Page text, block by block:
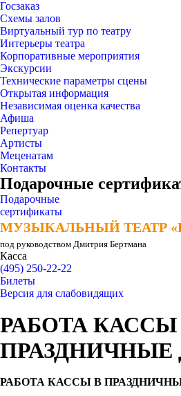
Госзаказ
Схемы залов
Виртуальный тур по театру
Интерьеры театра
Корпоративные мероприятия
Экскурсии
Технические параметры сцены
Открытая информация
Независимая оценка качества
Афиша
Репертуар
Артисты
Меценатам
Контакты
Подарочные
Подарочные
сертификаты
МУЗЫКАЛЬНЫЙ ТЕАТР
МУЗЫКАЛЬНЫЙ ТЕАТР
под руководством Дмитрия Бертмана
Касса
(495) 250-22-22
Билеты
Версия для слабовидящих
РАБОТА КАССЫ
ПРАЗДНИЧНЫЕ
РАБОТА КАССЫ В